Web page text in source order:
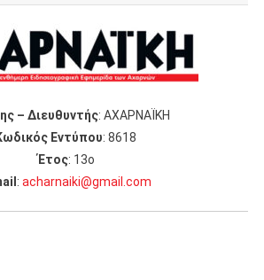
– Διευθυντής: ΑΧΑΡΝΑΪΚΗ
Εντύπου: 8618
Έτος: 13ο
: acharnaiki@gmail.com